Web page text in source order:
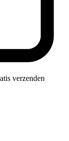
verzenden